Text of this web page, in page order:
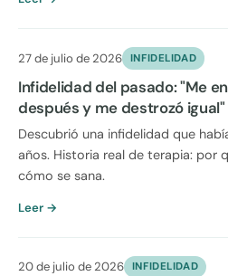
27 de julio de 2026 INFIDELIDAD
Infidelidad del pasado: "Me
después y me destrozó igual"
Descubrió una infidelidad que
años. Historia real de terapia: por
cómo se sana.
Leer →
20 de julio de 2026 INFIDELIDAD